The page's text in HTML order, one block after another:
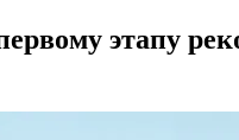
этапу